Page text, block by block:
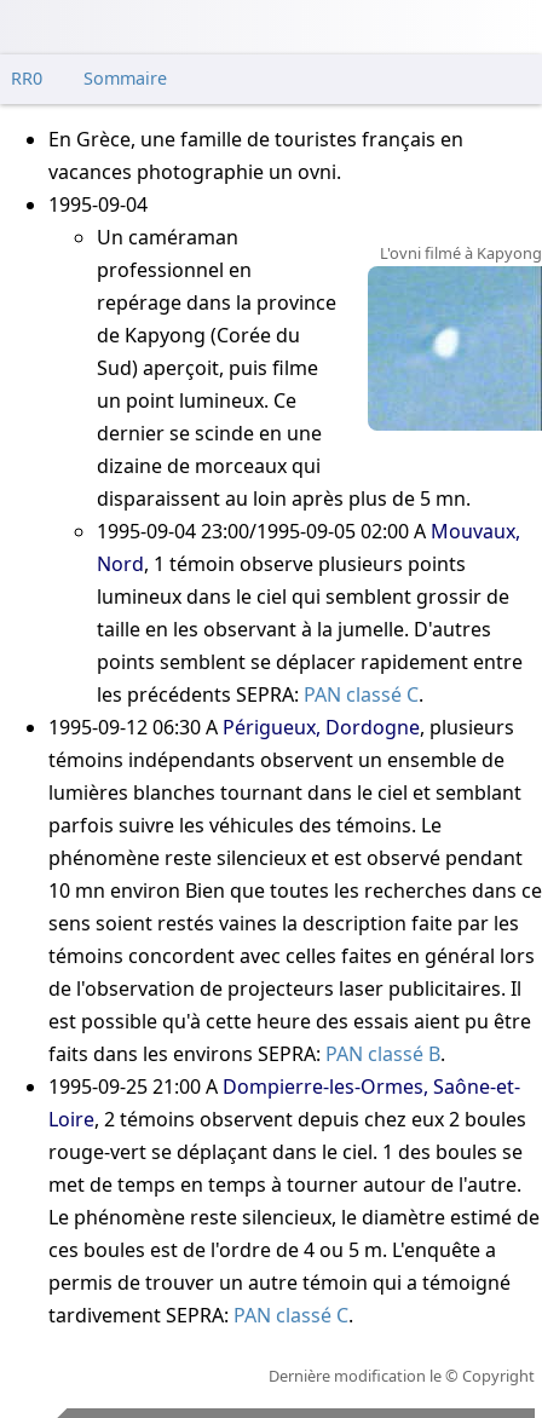
RR0 Sommaire
En Grèce, une famille de touristes français en
vacances photographie un ovni.
1995-09-04
L'ovni filmé à Kapyong
Un caméraman
professionnel en
repérage dans la province
de Kapyong (Corée du
Sud) aperçoit, puis filme
un point lumineux. Ce
dernier se scinde en une
dizaine de morceaux qui
disparaissent au loin après plus de 5 mn.
1995-09-04 23:00/1995-09-05 02:00A Mouvaux,
Nord, 1 témoin observe plusieurs points
lumineux dans le ciel qui semblent grossir de
taille en les observant à la jumelle. D'autres
points semblent se déplacer rapidement entre
les précédents SEPRA: PAN classé C.
1995-09-12 06:30A Périgueux, Dordogne, plusieurs
témoins indépendants observent un ensemble de
lumières blanches tournant dans le ciel et semblant
parfois suivre les véhicules des témoins. Le
phénomène reste silencieux et est observé pendant
10 mn environ Bien que toutes les recherches dans ce
sens soient restés vaines la description faite par les
témoins concordent avec celles faites en général lors
de l'observation de projecteurs laser publicitaires. Il
est possible qu'à cette heure des essais aient pu être
faits dans les environs SEPRA: PAN classé B.
1995-09-25 21:00A Dompierre-les-Ormes, Saône-et-
Loire, 2 témoins observent depuis chez eux 2 boules
rouge-vert se déplaçant dans le ciel. 1 des boules se
met de temps en temps à tourner autour de l'autre.
Le phénomène reste silencieux, le diamètre estimé de
ces boules est de l'ordre de 4 ou 5 m. L'enquête a
permis de trouver un autre témoin qui a témoigné
tardivementSEPRA: PAN classé C.
Dernière modification le© Copyright